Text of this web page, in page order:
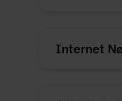
Internet